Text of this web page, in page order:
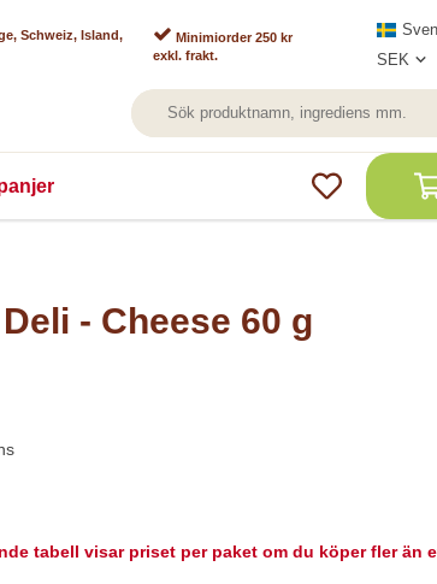
Schweiz, Island,
Minimiorder 250 kr
exkl. frakt.
- Cheese 60 g
tabell visar priset per paket om du köper fler än